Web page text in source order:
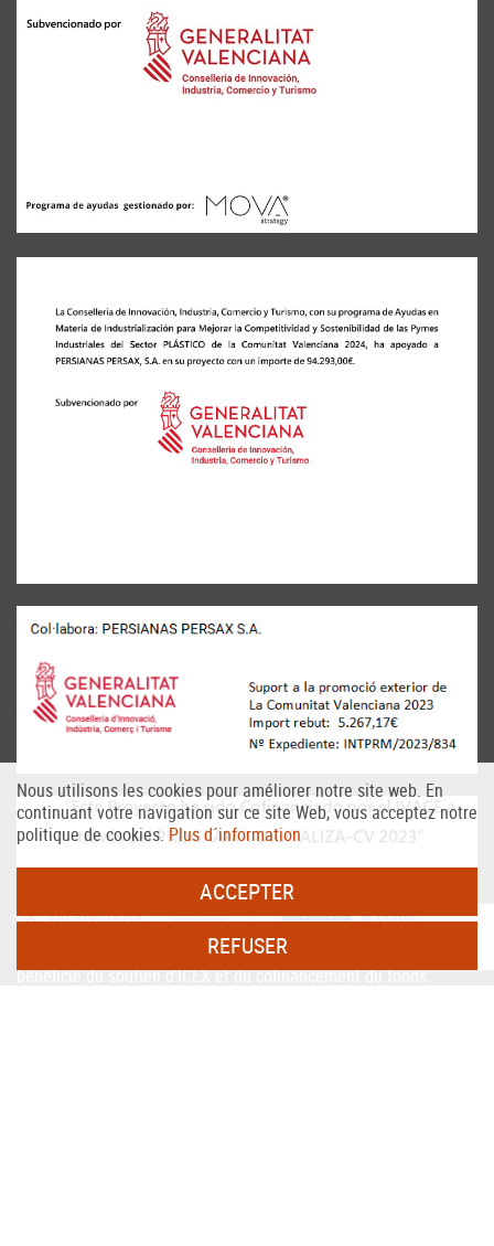
PERSAX, S.A. Dans le cadre du programme ICEX Next, il a
bénéficié du soutien d'ICEX et du cofinancement du fonds
Nous utilisons les cookies pour améliorer notre site web. En
continuant votre navigation sur ce site Web, vous acceptez notre
politique de cookies.Plus d´information
ACCEPTER
REFUSER